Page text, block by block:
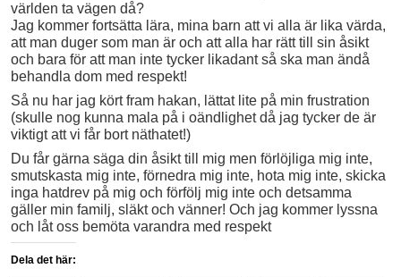
världen ta vägen då?
Jag kommer fortsätta lära, mina barn att vi alla är lika värda,
att man duger som man är och att alla har rätt till sin åsikt
och bara för att man inte tycker likadant så ska man ändå
behandla dom med respekt!
Så nu har jag kört fram hakan, lättat lite på min frustration
(skulle nog kunna mala på i oändlighet då jag tycker de är
viktigt att vi får bort näthatet!)
Du får gärna säga din åsikt till mig men förlöjliga mig inte,
smutskasta mig inte, förnedra mig inte, hota mig inte, skicka
inga hatdrev på mig och förfölj mig inte och detsamma
gäller min familj, släkt och vänner! Och jag kommer lyssna
och låt oss bemöta varandra med respekt
Dela det här: